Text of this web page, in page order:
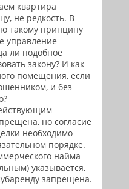
квартира
не редкость. В
такому принципу
управление
ли подобное
закону? И как
помещения, если
и без
но согласие
необходимо
порядке.
найма
указывается,
запрещена.